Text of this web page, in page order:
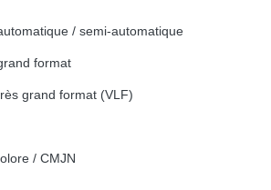
/ semi-automatique
format
grand format (VLF)
/ CMJN